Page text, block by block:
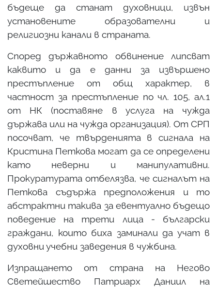
бъдеще да станат духовници, извън
установените образователни и
религиозни канали в страната.
Според държавното обвинение липсват
каквито и да е данни за извършено
престъпление от общ характер, в
частност за престъпление по чл. 105, ал.1
от НК (поставяне в услуга на чужда
държава или на чужда организация). От СРП
посочват, че твърденията в сигнала на
Кристина Петкова могат да се определени
като неверни и манипулативни.
Прокуратурата отбелязва, че сигналът на
Петкова съдържа предположения и то
абстрактни такива за евентуално бъдещо
поведение на трети лица - български
граждани, които биха заминали да учат в
духовни учебни заведения в чужбина.
Изпращането от страна на Негово
Светейшество Патриарх Даниил на